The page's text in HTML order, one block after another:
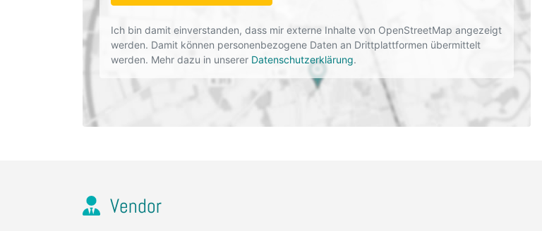
Ich bin damit einverstanden, dass mir externe Inhalte von OpenStreetMap angezeigt
werden. Damit können personenbezogene Daten an Drittplattformen übermittelt
werden. Mehr dazu in unserer Datenschutzerklärung.
Vendor